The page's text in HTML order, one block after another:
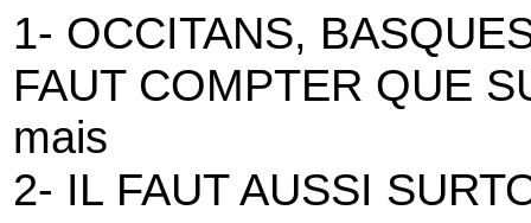
1- OCCITANS,
FAUT COMPTER QUE
mais
2- IL FAUT AUSSI